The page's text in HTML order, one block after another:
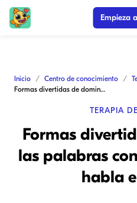
Empieza
Inicio Centro de conocimiento
Formas divertidas de dominar las palabras con FL: Terapia del habla en casa
TERAPIA
Formas
las palabras
habla